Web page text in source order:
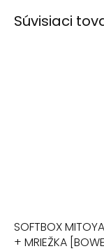
Súvisiaci
SOFTBOX
+ MRIEŽKA